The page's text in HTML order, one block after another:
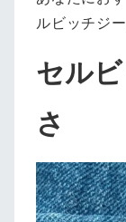
ルビッチジ
セル
さ